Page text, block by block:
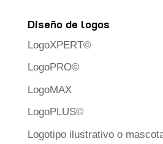
Diseño de logos
LogoXPERT©
LogoPRO©
LogoMAX
LogoPLUS©
Logotipo ilustrativo o